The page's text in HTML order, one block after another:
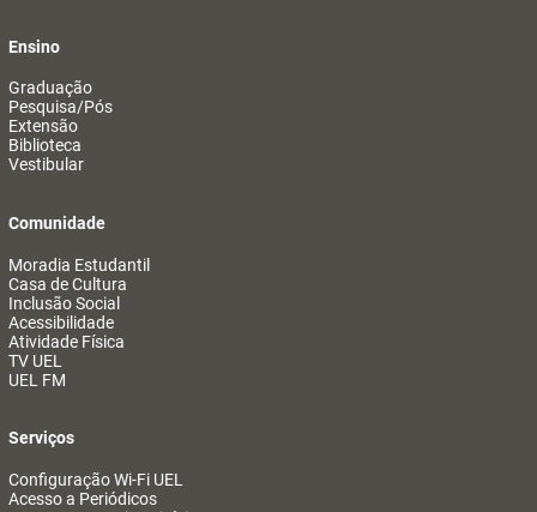
Ensino
Graduação
Pesquisa/Pós
Extensão
Biblioteca
Vestibular
Comunidade
Moradia Estudantil
Casa de Cultura
Inclusão Social
Acessibilidade
Atividade Física
TV UEL
UEL FM
Serviços
Configuração Wi-Fi UEL
Acesso a Periódicos